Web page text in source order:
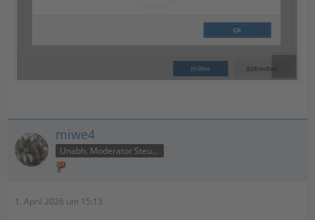
miwe4
Unabh. Moderator Steuer
1. April 2026 um 15:13